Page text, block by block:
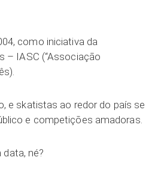
como iniciativa da
– IASC (“Associação
e skatistas ao redor do país se
e competições amadoras.
né?